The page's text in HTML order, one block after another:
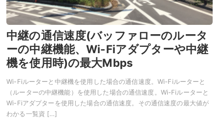
中継の通信速度(バッファローのルータ
ーの中継機能、Wi-Fiアダプターや中継
機を使用時)の最大Mbps
Wi-Fiルーターと中継機を使用した場合の通信速度。Wi-Fiルーターと
（ルーターの中継機能）を使用した場合の通信速度。Wi-Fiルーターと
Wi-Fiアダプターを使用した場合の通信速度。その通信速度の最大値が
わかる一覧資 […]